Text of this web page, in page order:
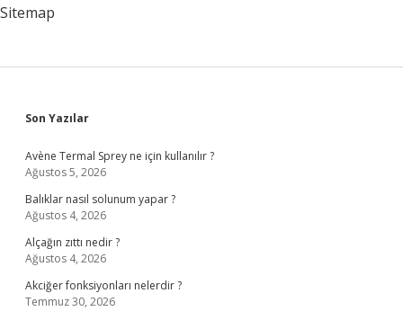
Sitemap
Sidebar
Son Yazılar
Avène Termal Sprey ne için kullanılır ?
Ağustos 5, 2026
Balıklar nasıl solunum yapar ?
Ağustos 4, 2026
Alçağın zıttı nedir ?
Ağustos 4, 2026
Akciğer fonksiyonları nelerdir ?
Temmuz 30, 2026